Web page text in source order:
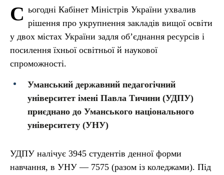
С ьогодні Кабінет Міністрів України ухвалив
рішення про укрупнення закладів вищої освіти
у двох містах України задля обʼєднання ресурсів і
посилення їхньої освітньої й наукової
спроможності.
Уманський державний педагогічний
університет імені Павла Тичини (УДПУ)
приєднано до Уманського національного
університету (УНУ)
УДПУ налічує 3945 студентів денної форми
навчання, в УНУ — 7575 (разом із коледжами). Під